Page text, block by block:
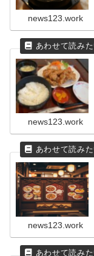
news123.work
news123.work
news123.work